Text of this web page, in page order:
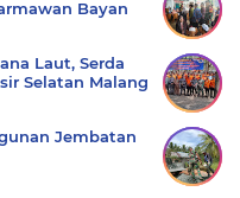
Bayan
Laut, Serda
Selatan Malang
Jembatan